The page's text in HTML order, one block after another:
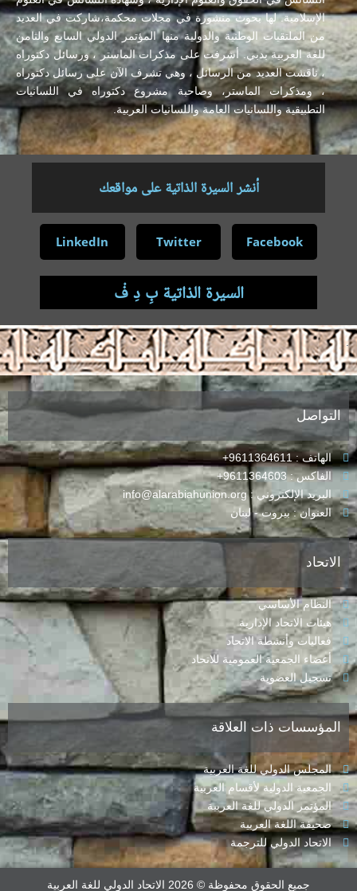
الإسلامية. لها بحوث منشورة في مجلات محكمة،شاركت في العديد
من الملتقيات الوطنية والدولية منها المؤتمر الدولي السابع والثامن
للغة العربية بدبي. أشرفت على مذكرات الماستر ، ورسائل دكتوراه
، ناقشت العديد من الرسائل ، وهي تشرف الآن على رسائل دكتوراه
، ومذكرات الماستر، وصاحبة مشروع دكتوراه في اللسانيات
التطبيقية واللسانيات العامة واللسانيات العربية.
أنشر السيرة الذاتية على مواقعك
Facebook
Twitter
LinkedIn
السيرة الذاتية بِ دِ فْ
.
التواصل
الهاتف : 9611364611+
الفاكس : 9611364603+
البريد الإلكتروني : info@alarabiahunion.org
العنوان : بيروت - لبنان
الاتحاد
النظام الأساسي
هيئات الاتحاد الإدارية
فعاليات وأنشطة الاتحاد
أعضاء الجمعية العمومية للاتحاد
تسجيل العضوية
المؤسسات ذات العلاقة
المجلس الدولي للغة العربية
الجمعية الدولية لأقسام العربية
المؤتمر الدولي للغة العربية
صحيفة اللغة العربية
الاتحاد الدولي للترجمة
جميع الحقوق محفوظة © 2026 الاتحاد الدولي للغة العربية